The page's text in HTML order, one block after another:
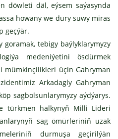
döwleti däl, eýsem saýasynda
howany we dury suwy miras
geçýär.
goramak, tebigy baýlyklarymyzy
medeniýetini ösdürmek
üçin Gahryman
Arkadagly Gahryman
sagbolsunlarymyzy aýdýarys.
türkmen halkynyň Milli Lideri
sag ömürleriniň uzak
durmuşa geçirilýän